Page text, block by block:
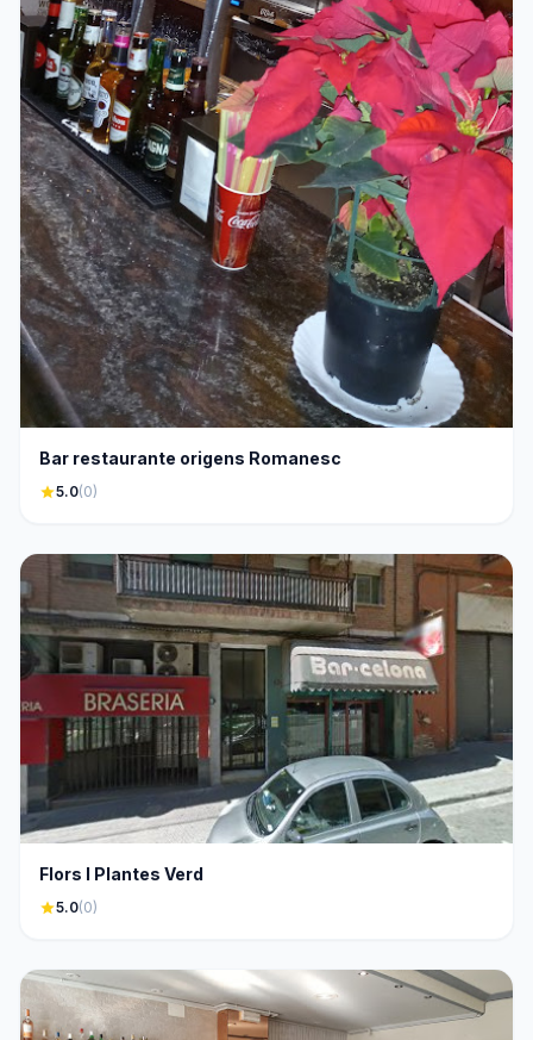
Bar restaurante origens Romanesc
star5.0(0)
Flors I Plantes Verd
star5.0(0)